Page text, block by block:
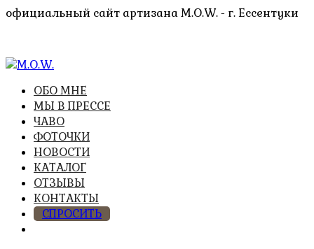
Перейти
официальный сайт артизана M.O.W. - г. Ессентуки
M.O.W.
высочайшее качество из натуральных компонентов
ОБО МНЕ
МЫ В ПРЕССЕ
ЧАВО
ФОТОЧКИ
НОВОСТИ
КАТАЛОГ
ОТЗЫВЫ
КОНТАКТЫ
СПРОСИТЬ